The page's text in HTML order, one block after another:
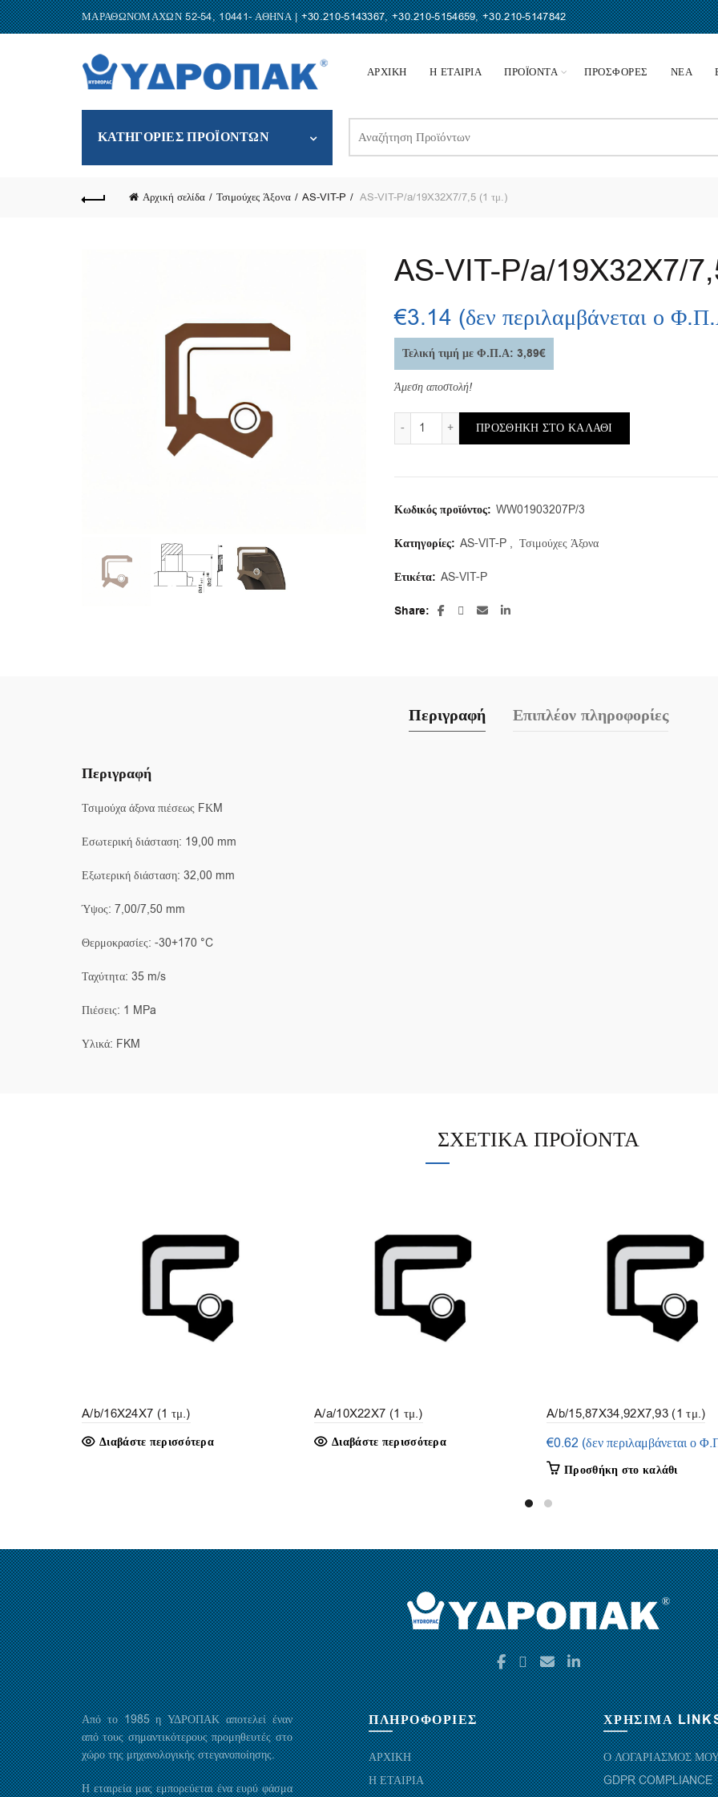
ΜΑΡΑΘΩΝΟΜΑΧΩΝ 52-54, 10441- ΑΘΗΝΑ |+30.210-5143367,+30.210-5154659,+30.210-5147842
ΑΡΧΙΚΗ Η ΕΤΑΙΡΙΑ ΠΡΟΪΟΝΤΑ ΠΡΟΣΦΟΡΕΣ ΝΕΑ
ΚΑΤΗΓΟΡΙΕΣ ΠΡΟΪΟΝΤΩΝ
for:
Αρχική σελίδα Τσιμούχες Άξονα AS-VIT-P AS-VIT-P/a/19X32X7/7,5 (1 τμ.)
AS-VIT-P/a/19X32X7/
€3.14 (δεν περιλαμβάνεται ο
Τελική τιμή με Φ.Π.Α: 3,89€
Άμεση αποστολή!
AS-VIT-P/a/19X32X7/7,5 (1 τμ.) ποσότητα
ΠΡΟΣΘΉΚΗ ΣΤΟ ΚΑΛΆΘΙ
Κωδικός προϊόντος: WW01903207P/3
Κατηγορίες: AS-VIT-P , Τσιμούχες Άξονα
Ετικέτα: AS-VIT-P
Share
Περιγραφή Επιπλέον πληροφορίες
Περιγραφή
Τσιμούχα άξονα πιέσεως FΚM
Εσωτερική διάσταση: 19,00 mm
Εξωτερική διάσταση: 32,00 mm
Ύψος: 7,00/7,50 mm
Θερμοκρασίες: -30+170 °C
Ταχύτητα: 35 m/s
Πιέσεις: 1 MPa
Υλικά: FKM
ΣΧΕΤΙΚΆ ΠΡΟΪΌΝΤΑ
A/b/16X24X7 (1 τμ.)
Διαβάστε περισσότερα
A/a/10X22X7 (1 τμ.)
Διαβάστε περισσότερα
A/b/15,87X34,92X7,93 (1 τμ.)
€0.62 (δεν περιλαμβάνεται ο
Προσθήκη στο καλάθι
Από το 1985 η ΥΔΡΟΠΑΚ αποτελεί έναν
από τους σημαντικότερους προμηθευτές στο
χώρο της μηχανολογικής στεγανοποίησης.
Η εταιρεία μας εμπορεύεται ένα ευρύ φάσμα
ΠΛΗΡΟΦΟΡΙΕΣ
ΑΡΧΙΚΗ
Η ΕΤΑΙΡΙΑ
ΧΡΗΣΙΜΑ
Ο ΛΟΓΑΡΙΑΣΜΟΣ
GDPR COMPLIANCE